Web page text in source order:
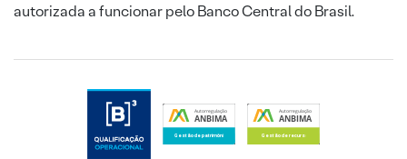
autorizada a funcionar pelo Banco Central do Brasil.